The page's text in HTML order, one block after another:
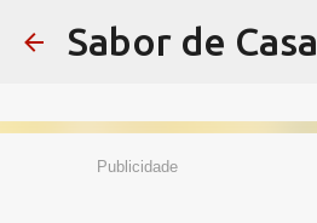
Sabor de Casa
Publicidade